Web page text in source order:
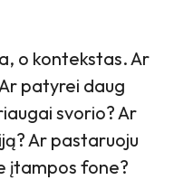
o kontekstas. Ar
patyrei daug
svorio? Ar
Ar pastaruoju
įtampos fone?